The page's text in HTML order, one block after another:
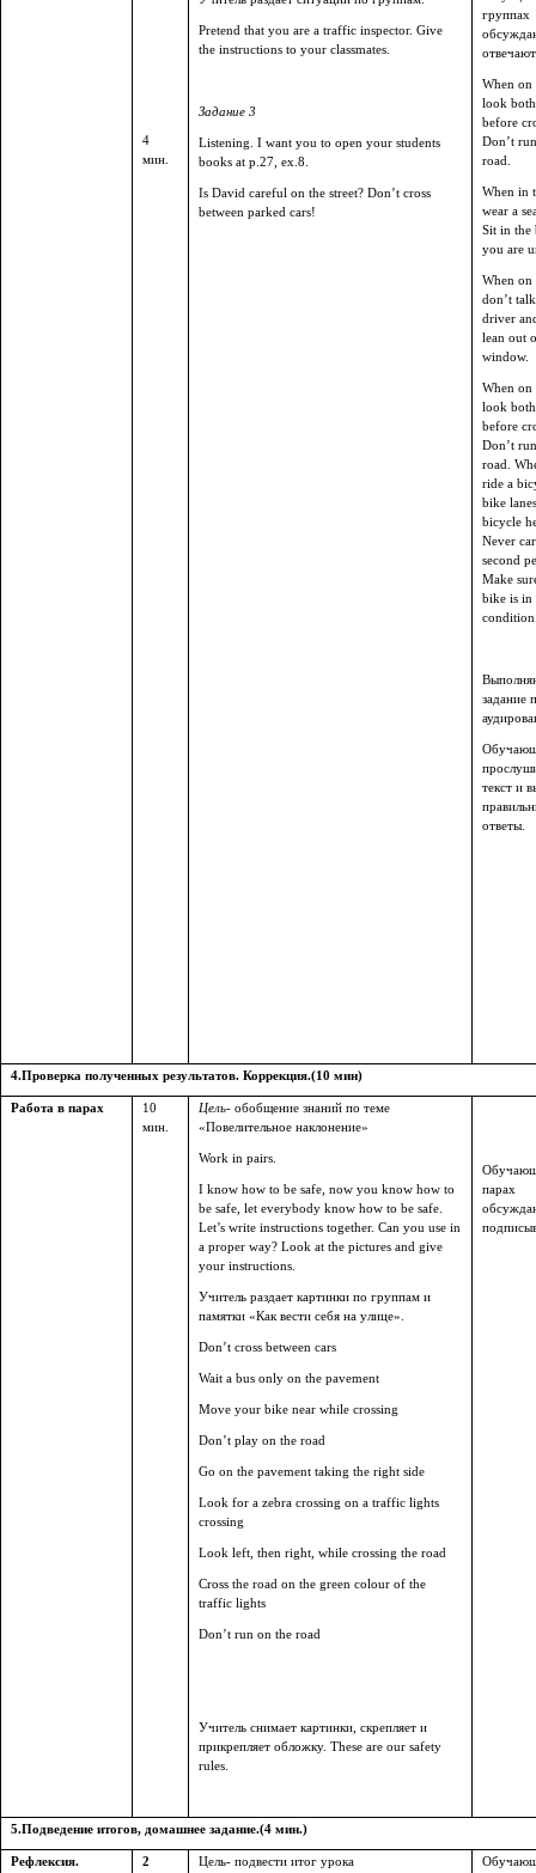
4
мин.
Pretend that you are a traffic inspector. Give
the instructions to your classmates.
Задание 3
Listening. I want you to open your students
books at p.27, ex.8.
Is David careful on the street? Don’t cross
between parked cars!
группах
When on
look
before
Don’t
road.
When in
wear a
Sit in the
you are
When on
don’t
driver
lean out
window.
When on
look
before
Don’t
road.
ride a
bike
bicycle
Never
second
Make
bike is in
задание
текст и
ответы.
4.Проверка полученных результатов. Коррекция.(10 мин)
Работа в парах
10
мин.
Цель- обобщение знаний по теме
«Повелительное наклонение»
Work in pairs.
I know how to be safe, now you know how to
be safe, let everybody know how to be safe.
Let’s write instructions together. Can you use in
a proper way? Look at the pictures and give
your instructions.
Учитель раздает картинки по группам и
памятки «Как вести себя на улице».
Don’t cross between cars
Wait a bus only on the pavement
Move your bike near while crossing
Don’t play on the road
Go on the pavement taking the right side
Look for a zebra crossing on a traffic lights
crossing
Look left, then right, while crossing the road
Cross the road on the green colour of the
traffic lights
Don’t run on the road
Учитель снимает картинки, скрепляет и
прикрепляет обложку. These are our safety
rules.
парах
5.Подведение итогов, домашнее задание.(4 мин.)
Рефлексия.
2
Цель- подвести итог урока